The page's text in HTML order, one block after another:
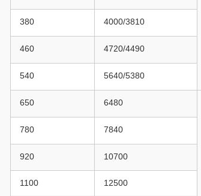
380 4000/3810
460 4720/4490
540 5640/5380
650 6480
780 7840
920 10700
1100 12500